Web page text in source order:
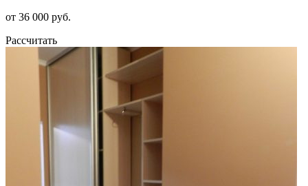
от 36 000 руб.
Рассчитать